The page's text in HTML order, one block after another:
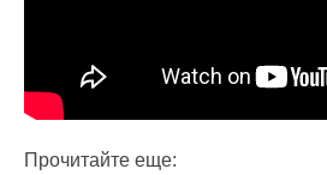
Прочитайте еще: